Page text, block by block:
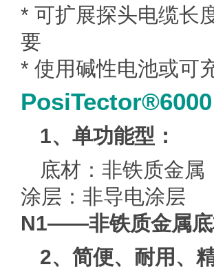
* 可扩展探头电缆长
要
* 使用碱性电池或可
1、单功能型：
底材：非铁质金属
涂层：非导电涂层
N1——非铁质金属
2、简便、耐用、